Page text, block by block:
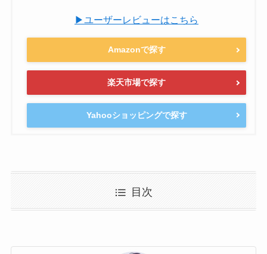
▶ユーザーレビューはこちら
Amazonで探す
楽天市場で探す
Yahooショッピングで探す
目次